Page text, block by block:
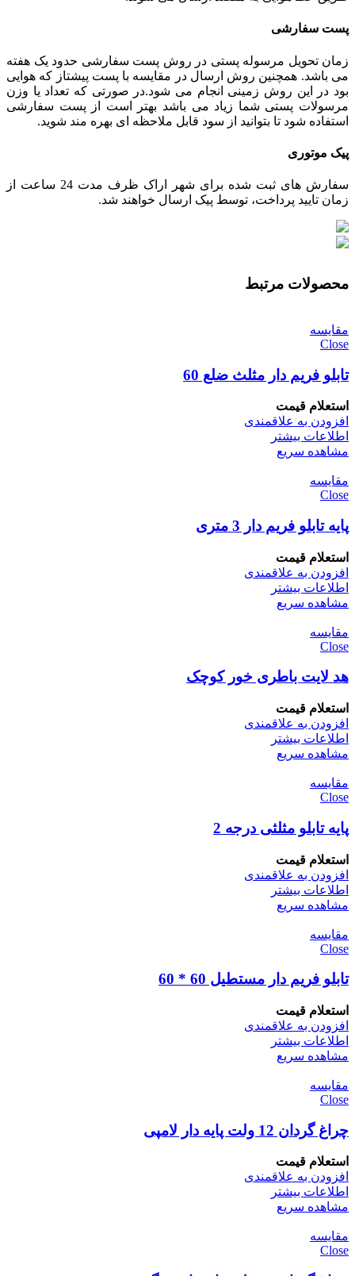
پست سفارشی
زمان تحویل مرسوله پستی در روش پست سفارشی حدود یک هفته
می باشد. همچنین روش ارسال در مقایسه با پست پیشتاز که هوایی
بود در این روش زمینی انجام می شود.در صورتی که تعداد یا وزن
مرسولات پستی شما زیاد می باشد بهتر است از پست سفارشی
استفاده شود تا بتوانید از سود قابل ملاحظه ای بهره مند شوید.
پیک موتوری
سفارش های ثبت شده برای شهر اراک ظرف مدت 24 ساعت از
زمان تایید پرداخت، توسط پیک ارسال خواهند شد.
محصولات مرتبط
مقایسه
Close
تابلو فریم دار مثلث ضلع 60
استعلام قیمت
افزودن به علاقمندی
اطلاعات بیشتر
مشاهده سریع
مقایسه
Close
پایه تابلو فریم دار 3 متری
استعلام قیمت
افزودن به علاقمندی
اطلاعات بیشتر
مشاهده سریع
مقایسه
Close
هد لایت باطری خور کوچک
استعلام قیمت
افزودن به علاقمندی
اطلاعات بیشتر
مشاهده سریع
مقایسه
Close
پایه تابلو مثلثی درجه 2
استعلام قیمت
افزودن به علاقمندی
اطلاعات بیشتر
مشاهده سریع
مقایسه
Close
تابلو فریم دار مستطیل 60 * 60
استعلام قیمت
افزودن به علاقمندی
اطلاعات بیشتر
مشاهده سریع
مقایسه
Close
چراغ گردان 12 ولت پایه دار لامپی
استعلام قیمت
افزودن به علاقمندی
اطلاعات بیشتر
مشاهده سریع
مقایسه
Close